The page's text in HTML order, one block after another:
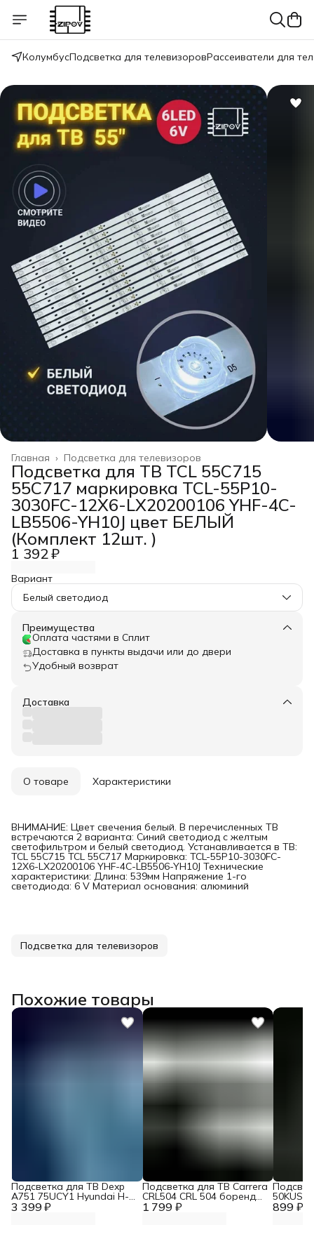
КолумбусПодсветка для телевизоровРассеиватели для
Подсветка для телевизоров
Главная ›
Подсветка для ТВ TCL 55C715
55C717 маркировка TCL-55P10-
3030FC-12X6-LX20200106 YHF-4C-
LB5506-YH10J цвет БЕЛЫЙ
(Комплект 12шт. )
1 392 ₽
Вариант
Белый светодиод
Преимущества
Оплата частями в Сплит
Доставка в пункты выдачи или до двери
Удобный возврат
Доставка
О товаре Характеристики
ВНИМАНИЕ: Цвет свечения белый. В перечисленных ТВ
встречаются 2 варианта: Синий светодиод с желтым
светофильтром и белый светодиод. Устанавливается в ТВ:
TCL 55C715 TCL 55C717 Маркировка: TCL-55P10-3030FC-
12X6-LX20200106 YHF-4C-LB5506-YH10J Технические
характеристики: Длина: 539мм Напряжение 1-го
светодиода: 6 V Материал основания: алюминий
Подсветка для телевизоров
Похожие товары
3 399 ₽
Подсветка для ТВ Dexp
A751 75UCY1 Hyundai H-
LED75BU7006 Zipov 1 799 ₽
Подсветка для ТВ Carrera
CRL504 CRL 504 боренд
Zipov 899 ₽